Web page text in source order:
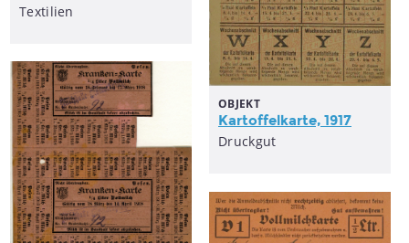
Textilien
OBJEKT
Kartoffelkarte, 1917
Druckgut